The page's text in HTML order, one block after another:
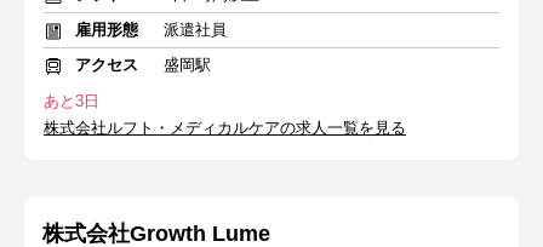
雇用形態
派遣社員
アクセス
盛岡駅
あと3日
株式会社ルフト・メディカルケアの求人一覧を見る
株式会社Growth Lume